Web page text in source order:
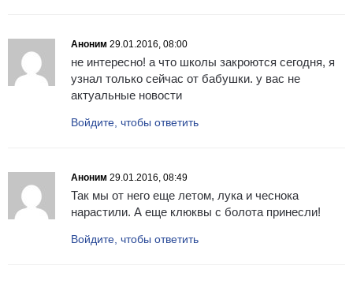
Аноним 29.01.2016, 08:00
не интересно! а что школы закроются сегодня, я
узнал только сейчас от бабушки. у вас не
актуальные новости
Войдите, чтобы ответить
Аноним 29.01.2016, 08:49
Так мы от него еще летом, лука и чеснока
нарастили. А еще клюквы с болота принесли!
Войдите, чтобы ответить